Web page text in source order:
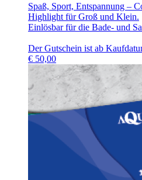
Spaß, Sport, Entspannung –
Highlight für Groß und Klein.
Einlösbar für die Bade- und
Der Gutschein ist ab
€ 50,00